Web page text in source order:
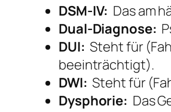
DSM-IV: Das am
Dual-Diagnose:
DUI: Steht für
beeinträchtigt).
DWI: Steht für
Dysphorie: Das